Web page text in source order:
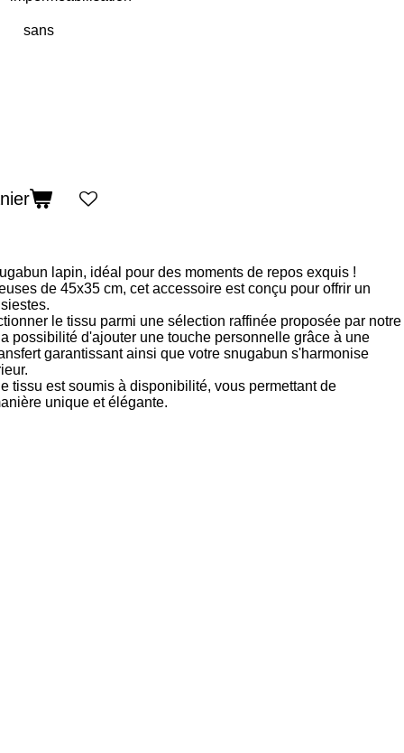
lapin, idéal pour des moments de repos exquis !
de 45x35 cm, cet accessoire est conçu pour offrir un
le tissu parmi une sélection raffinée proposée par notre
possibilité d'ajouter une touche personnelle grâce à une
garantissant ainsi que votre snugabun s'harmonise
tissu est soumis à disponibilité, vous permettant de
unique et élégante.